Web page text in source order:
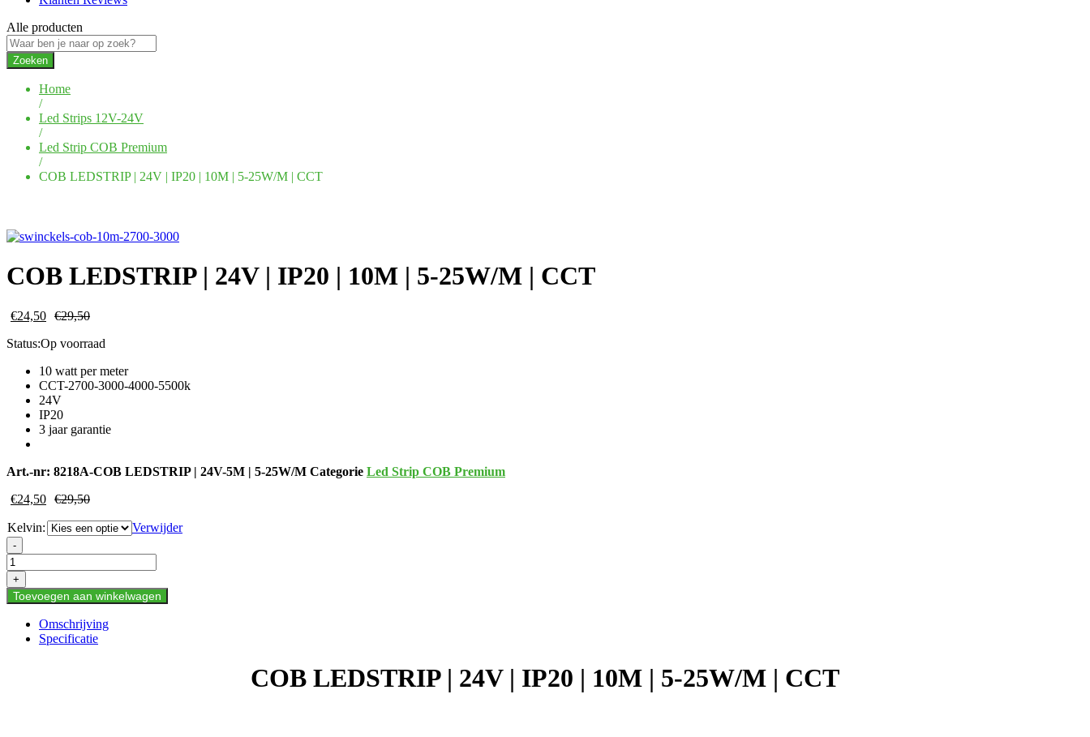
Alle producten
Zoeken
Home
/
Led Strips 12V-24V
/
Led Strip COB Premium
/
COB LEDSTRIP | 24V | IP20 | 10M | 5-25W/M | CCT
COB LEDSTRIP | 24V | IP20 | 10M | 5-25W/M | CCT
€24,50 €29,50
Status:Op voorraad
10 watt per meter
CCT-2700-3000-4000-5500k
24V
IP20
3 jaar garantie
Art.-nr: 8218A-COB LEDSTRIP | 24V-5M | 5-25W/M Categorie Led Strip COB Premium
€24,50 €29,50
Kelvin:
Verwijder
COB
LEDSTRIP
|
24V
|
10M
-
+
Toevoegen aan winkelwagen
Omschrijving
Specificatie
COB LEDSTRIP | 24V | IP20 | 10M | 5-25W/M | CCT